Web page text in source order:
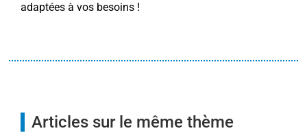
adaptées à vos besoins !
Articles sur le même thème